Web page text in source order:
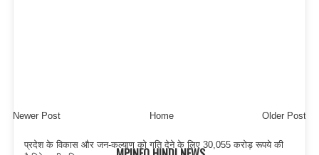
Newer Post Older Post
Home
प्रदेश के विकास और जन-कल्याण को गति देने के लिए 30,055 करोड़ रूपये की